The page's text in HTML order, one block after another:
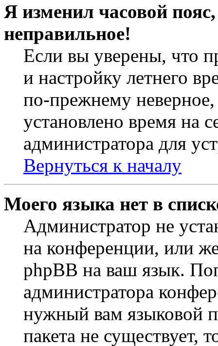
Я изменил часовой
неправильное!
Если вы уверены, что
и настройку летнего
по-прежнему неверное,
установлено время на
администратора для
Вернуться к началу
Моего языка нет в
Администратор не
на конференции, или
phpBB на ваш язык.
администратора
нужный вам языковой
пакета не существует,